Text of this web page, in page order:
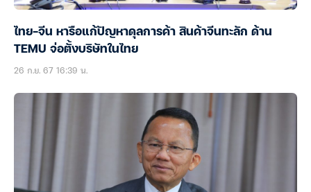
ไทย-จีน หารือแก้ปัญหาดุลการค้า สินค้าจีนทะลัก ด้าน
TEMU จ่อตั้งบริษัทในไทย
26 ก.ย. 67 16:39 น.